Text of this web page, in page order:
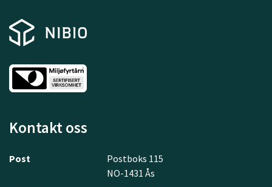
Kontakt oss
Post
Postboks 115
NO-1431 Ås